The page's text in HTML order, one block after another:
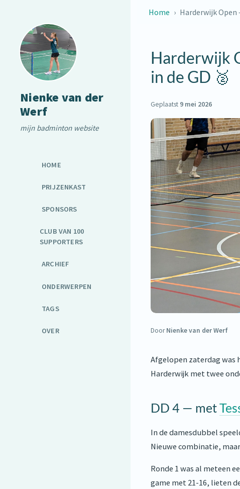
Nienke van der
Werf
mijn badminton website
HOME
PRIJZENKAST
SPONSORS
CLUB VAN 100
SUPPORTERS
ARCHIEF
ONDERWERPEN
TAGS
OVER
Home Harderwijk Open
Harderwijk
in de GD 🥈
Geplaatst 9 mei 2026
DoorNienke van der Werf
Afgelopen zaterdag was
Harderwijk met twee
DD 4 — met
In de damesdubbel
Nieuwe combinatie,
Ronde 1 was al meteen
game met 21-16, lieten